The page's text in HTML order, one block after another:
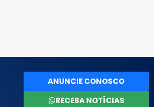
ANUNCIE CONOSCO
RECEBA NOTÍCIAS